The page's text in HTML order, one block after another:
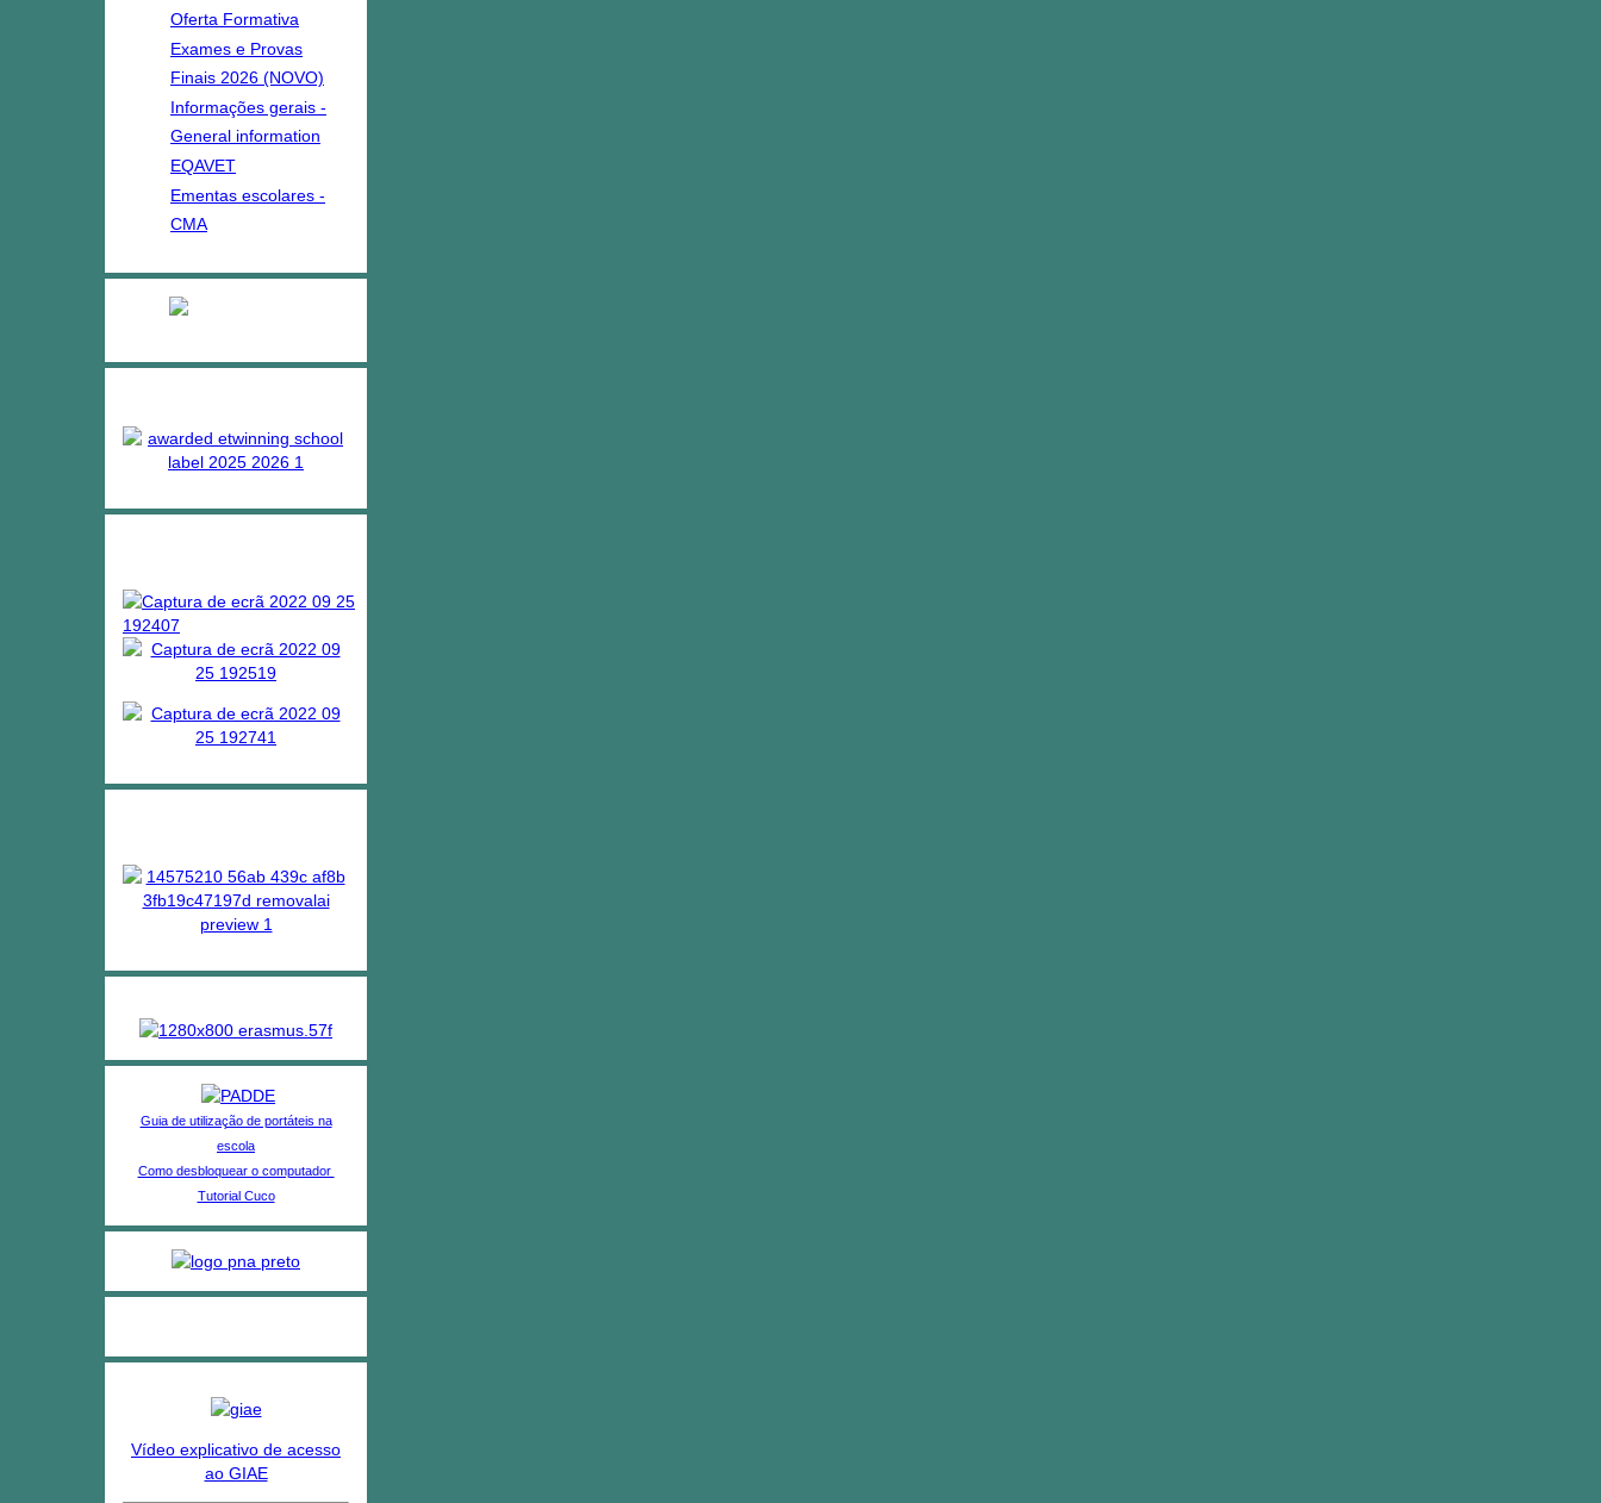
Oferta Formativa
Exames e Provas
Finais 2026 (NOVO)
Informações gerais -
General information
EQAVET
Ementas escolares -
CMA
Guia de utilização de portáteis na
escola
Como desbloquear o computador
Tutorial Cuco
Vídeo explicativo de acesso
ao GIAE